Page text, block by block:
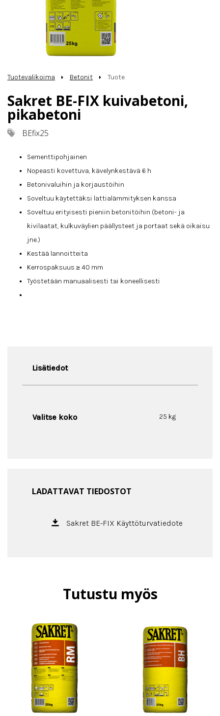
Tuotevalikoima Betonit Tuote
Sakret BE-FIX kuivabetoni,
pikabetoni
BEfix25
Sementtipohjainen
Nopeasti kovettuva, kävelynkestävä 6 h
Betonivaluihin ja korjaustöihin
Soveltuu käytettäksi lattialämmityksen kanssa
Soveltuu erityisesti pieniin betonitöihin (betoni- ja
kivilaatat, kulkuväylien päällysteet ja portaat sekä oikaisu
jne.)
Kestää lannoitteita
Kerrospaksuus ≥ 40 mm
Työstetään manuaalisesti tai koneellisesti
Lisätiedot
Valitse koko 25 kg
LADATTAVAT TIEDOSTOT
Sakret BE-FIX Käyttöturvatiedote
Tutustu myös